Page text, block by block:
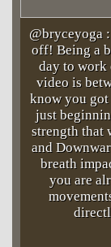
@bryceyoga
off! Being a
day to work
video is
know you
just
strength that
and
breath
you are